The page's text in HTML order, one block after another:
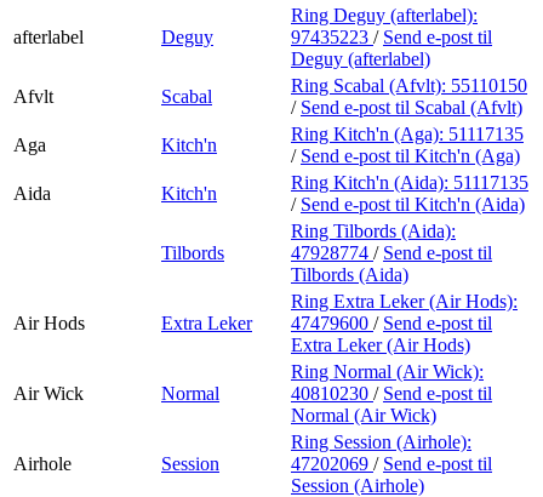
afterlabel Deguy
Ring Deguy (afterlabel):
97435223 / Send e-post til
Deguy (afterlabel)
Afvlt
Scabal
Ring Scabal (Afvlt): 55110150
/ Send e-post til Scabal (Afvlt)
Aga
Kitch'n
Ring Kitch'n (Aga): 51117135
/ Send e-post til Kitch'n (Aga)
Aida
Kitch'n
Ring Kitch'n (Aida): 51117135
/ Send e-post til Kitch'n (Aida)
Tilbords
Ring Tilbords (Aida):
47928774 / Send e-post til
Tilbords (Aida)
Air Hods Extra Leker
Ring Extra Leker (Air Hods):
47479600 / Send e-post til
Extra Leker (Air Hods)
Air Wick Normal
Ring Normal (Air Wick):
40810230 / Send e-post til
Normal (Air Wick)
Airhole Session
Ring Session (Airhole):
47202069 / Send e-post til
Session (Airhole)